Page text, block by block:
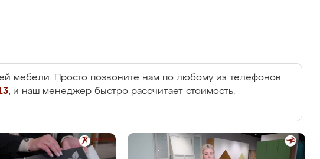
мебели. Просто позвоните нам по любому из телефонов:
, и наш менеджер быстро рассчитает стоимость.